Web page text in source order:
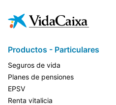
Productos - Particulares
Seguros de vida
Planes de pensiones
EPSV
Renta vitalicia